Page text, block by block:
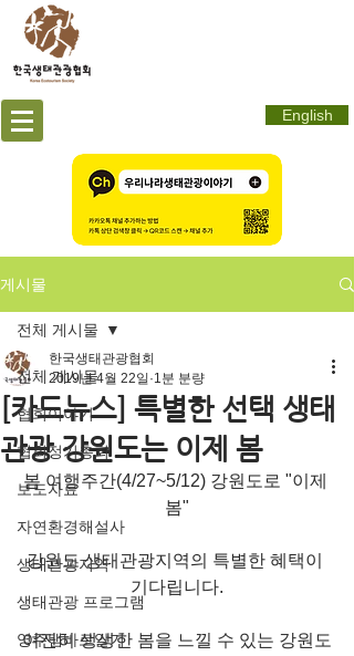
English
게시물
전체 게시물
협회이야기
협회정기총회
보도자료
자연환경해설사
생태관광지역
생태관광 프로그램
영주댐바로알기
전체 게시물
[카드뉴스] 특별한 선택 생태
관광 강원도는 이제 봄
한국생태관광협회
2019년 4월 22일 1분 분량
봄 여행주간(4/27~5/12) 강원도로 "이제
봄"
강원도 생태관광지역의 특별한 혜택이
기다립니다.
여전히 생생한 봄을 느낄 수 있는 강원도